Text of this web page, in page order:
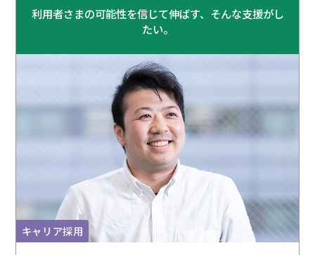
利用者さまの可能性を信じて伸ばす、そんな支援がし
たい。
キャリア採用